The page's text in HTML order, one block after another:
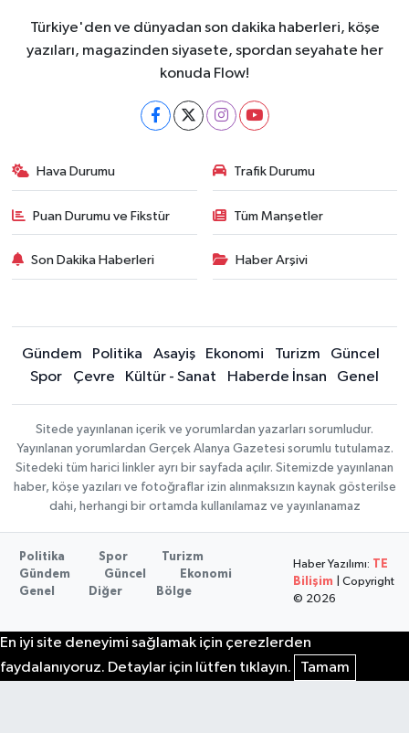
Türkiye'den ve dünyadan son dakika haberleri, köşe
yazıları, magazinden siyasete, spordan seyahate her
konuda Flow!
Hava Durumu Trafik Durumu
Puan Durumu ve Fikstür Tüm Manşetler
Son Dakika Haberleri Haber Arşivi
Gündem Politika Asayiş Ekonomi Turizm
Güncel
Spor
Çevre Kültür - Sanat Haberde İnsan Genel
Sitede yayınlanan içerik ve yorumlardan yazarları sorumludur.
Yayınlanan yorumlardan Gerçek Alanya Gazetesi sorumlu tutulamaz.
Sitedeki tüm harici linkler ayrı bir sayfada açılır. Sitemizde yayınlanan
haber, köşe yazıları ve fotoğraflar izin alınmaksızın kaynak gösterilse
dahi, herhangi bir ortamda kullanılamaz ve yayınlanamaz
Politika Spor
Turizm
Gündem
Güncel
Ekonomi
Genel
Diğer Bölge
Haber Yazılımı:
TE
Bilişim | Copyright
© 2026
En iyi site deneyimi sağlamak için çerezlerden
faydalanıyoruz. Detaylar için lütfen tıklayın.
Tamam